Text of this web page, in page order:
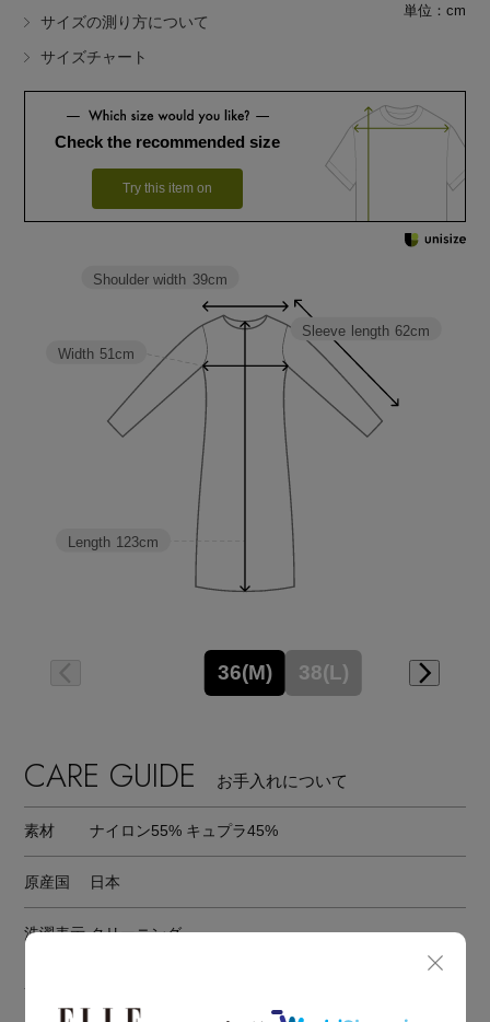
サイズの測り方について
サイズチャート
単位：cm
Check the recommended size
Try this item on
Sleeve length 62cm
Length 123cm
Width 51cm
Shoulder width 39cm
36(M) 38(L)
CARE GUIDE お手入れについて
素材 ナイロン55% キュプラ45%
原産国 日本
洗濯表示 クリーニング